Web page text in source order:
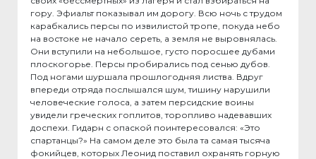
гору. Эфиальт показывал им дорогу. Всю ночь с трудом
карабкались персы по извилистой тропе, покуда небо
на востоке не начало сереть, а земля не выровнялась.
Они вступили на небольшое, густо поросшее дубами
плоскогорье. Персы пробирались под сенью дубов.
Под ногами шуршала прошлогодняя листва. Вдруг
впереди отряда послышался шум, тишину нарушили
человеческие голоса, а затем персидские воины
увидели греческих гоплитов, торопливо надевавших
доспехи. Гидарн с опаской поинтересовался: «Это
спартанцы?» На самом деле это была та самая тысяча
фокийцев, которых Леонид поставил охранять горную